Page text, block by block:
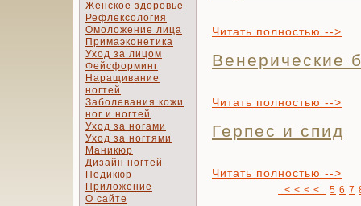
Женское здоровье
Рефлексология
Омоложение лица
Примаэконетика
Уход за лицом
Фейсформинг
Наращивание
ногтей
Заболевания кожи
ног и ногтей
Уход за ногами
Уход за ногтями
Маникюр
Дизайн ногтей
Педикюр
Приложение
О сайте
Читать полностью -->
Венерические
Читать полностью -->
Герпес и спид
Читать полностью -->
< < < < 5 6 7